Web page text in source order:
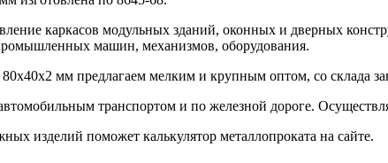
каркасов модульных зданий, оконных и дверных
машин, механизмов, оборудования.
мм предлагаем мелким и крупным оптом, со склада
транспортом и по железной дороге.
изделий поможет калькулятор металлопроката на сайте.